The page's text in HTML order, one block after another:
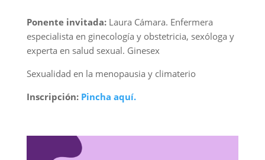
Ponente invitada: Laura Cámara. Enfermera
especialista en ginecología y obstetricia, sexóloga y
experta en salud sexual. Ginesex
Sexualidad en la menopausia y climaterio
Inscripción: Pincha aquí.